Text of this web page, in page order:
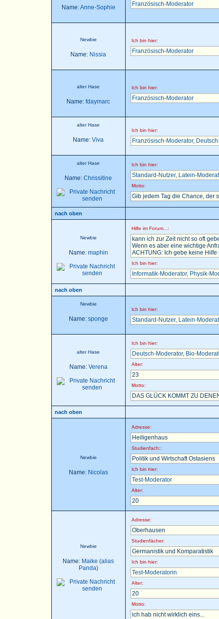
Name:Anne-Sophie Französisch-Moderator
Newbie
Name: Nissia
Ich bin hier:
Französisch-Moderator
alter Hase
Name: fdaymarc
Ich bin hier:
Französisch-Moderator
alter Hase
Name: Viva
Ich bin hier:
Französisch-Moderator,
alter Hase
Name: Chrissitine
Ich bin hier:
Standard-Nutzer, Latein-
Motto:
Gib jedem Tag die Chance, der
nach oben
Newbie
Name: maphin
Hilfe im Forum...:
kann ich zur Zeit nicht so oft
Wenn es aber eine wichtige
ACHTUNG: Ich gebe keine
Ich bin hier:
Informatik-Moderator, Physik-
nach oben
Newbie
Name: sponge
Ich bin hier:
Standard-Nutzer, Latein-
alter Hase
Name: Verena
Ich bin hier:
Deutsch-Moderator, Bio-
Alter:
23
Motto:
DAS GLÜCK KOMMT ZU
nach oben
Newbie
Name: Nicolas
Adresse:
Heiligenhaus
Studienfach::
Politik und Wirtschaft Ostasiens
Ich bin hier:
Test-Moderator
Alter:
20
Newbie
Name: Maike (alias
Panda)
Adresse:
Oberhausen
Studienfächer:
Germanistik und Komparatistik
Ich bin hier:
Test-Moderatorin
Alter:
20
Motto:
ich hab nicht wirklich eins...